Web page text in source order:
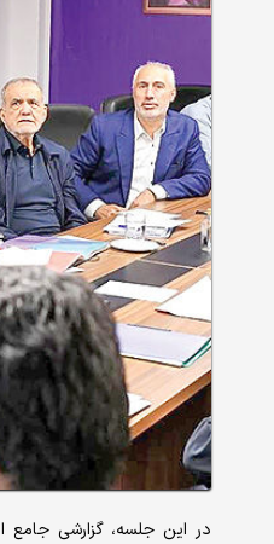
در این جلسه، گزارشی